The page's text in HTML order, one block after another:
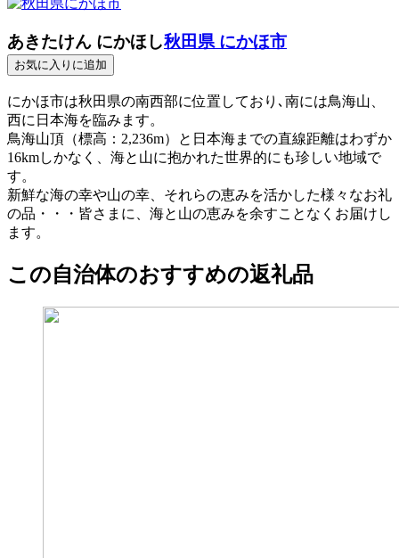
あきたけん にかほし秋田県 にかほ市
お気に入りに追加
にかほ市は秋田県の南西部に位置しており､南には鳥海山、
西に日本海を臨みます。
鳥海山頂（標高：2,236m）と日本海までの直線距離はわずか
16kmしかなく、海と山に抱かれた世界的にも珍しい地域で
す。
新鮮な海の幸や山の幸、それらの恵みを活かした様々なお礼
の品・・・皆さまに、海と山の恵みを余すことなくお届けし
ます。
この自治体のおすすめの返礼品